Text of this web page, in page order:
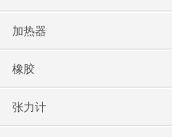
加热器
橡胶
张力计